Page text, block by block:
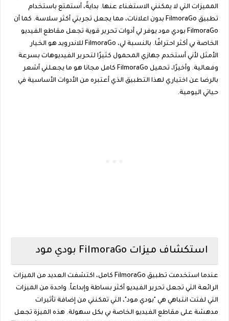
المميزات التي لا يمكنني الاستغناء عنها. بدايةً، أستمتع باستخدام
تطبيق FilmoraGo بدون اعلانات، مما يجعل تجربتي أكثر سلاسة. كما أن
FilmoraGo بودي مود يوفر لي أدوات تحرير قوية تجعل مقاطع الفيديو
الخاصة بي أكثر احترافًا. بالنسبة لي، FilmoraGo للاندرويد هو الخيار
الأمثل لأني أستخدم جهازي المحمول كثيرًا لتحرير الفيديوهات بسرعة
وفعالية. وأخيرًا، تحميل FilmoraGo كامل مجانا هو ما يجعلني أشعر
بالرضا عن اختياري لهذا التطبيق الذي أعتبره من الأدوات الأساسية في
حياتي اليومية.
استكشاف ميزات FilmoraGo بودي مود
عندما استخدمت تطبيق FilmoraGo كامل، اكتشفت العديد من الميزات
الرائعة التي تجعل تحرير الفيديو أكثر بساطة وإبداعاً. واحدة من الميزات
التي لفتت انتباهي هي "بودي مود"، التي تمكنني من إضافة تأثيرات
مدهشة على مقاطع الفيديو الخاصة بي بكل سهولة. هذه الميزة تجعل